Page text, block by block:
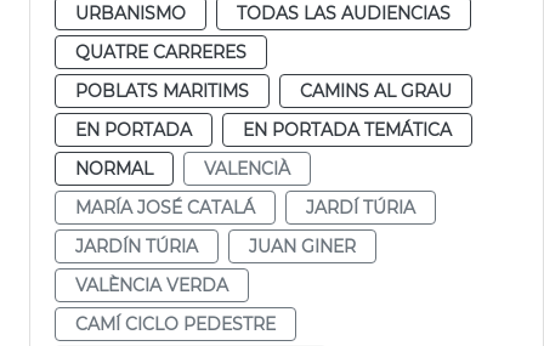
URBANISMO
TODAS LAS AUDIENCIAS
QUATRE CARRERES
POBLATS MARITIMS
CAMINS AL GRAU
EN PORTADA
EN PORTADA TEMÁTICA
NORMAL
VALENCIÀ
MARÍA JOSÉ CATALÁ
JARDÍ TÚRIA
JARDÍN TÚRIA
JUAN GINER
VALÈNCIA VERDA
CAMÍ CICLO PEDESTRE